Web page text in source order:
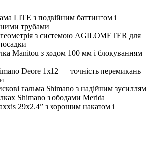
LITE з подвійним баттингом і
трубами
з системою AGILOMETER для
Manitou з ходом 100 мм і блокуванням
Deore 1x12 — точність перемикань
гальма Shimano з надійним зусиллям
Shimano з ободами Merida
29x2.4” з хорошим накатом і